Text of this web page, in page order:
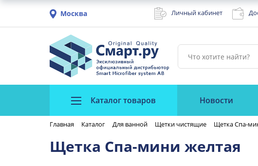
Москва Личный кабинет
Каталог товаров Новости
Главная Каталог Для ванной Щетки чистящие Щетка Спа-
Щетка Спа-мини желтая